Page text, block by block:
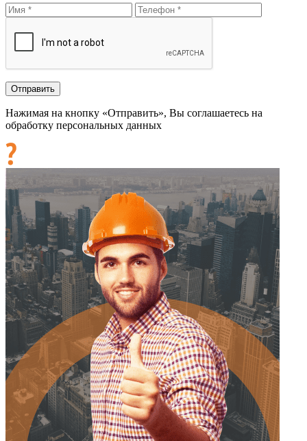
Нажимая на кнопку «Отправить», Вы соглашаетесь на
обработку персональных данных